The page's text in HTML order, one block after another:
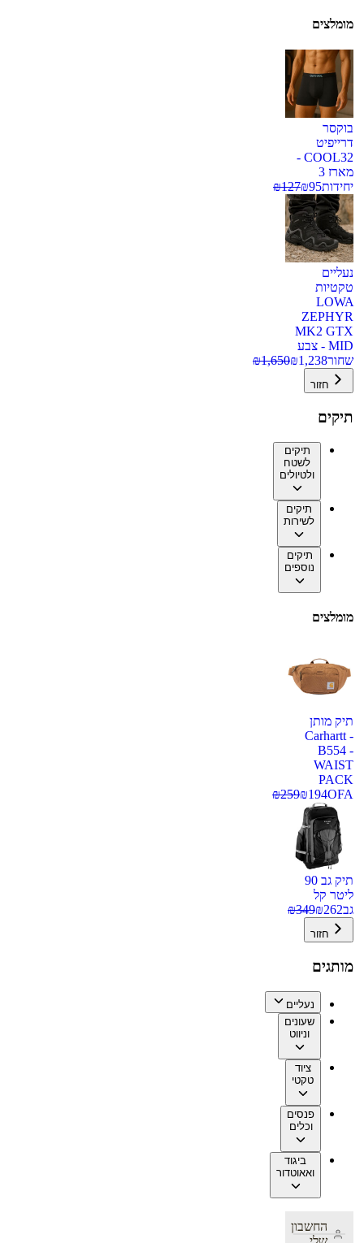
מומלצים
בוקסר
דרייפיט
COOL32 -
מארז 3
יחידות
₪95
₪127
נעליים
טקטיות
LOWA
ZEPHYR
MK2 GTX
MID - צבע
שחור
₪1,238
₪1,650
חזור
תיקים
תיקים
לשטח
ולטיולים
תיקים
לשירות
תיקים
נוספים
מומלצים
תיק מותן
Carhartt -
B554 -
WAIST
PACK
OFA
₪194
₪259
תיק גב 90
ליטר קל
גב
₪262
₪349
חזור
מותגים
נעליים
שעונים
וניווט
ציוד
טקטי
פנסים
וכלים
ביגוד
ואאוטדור
החשבון